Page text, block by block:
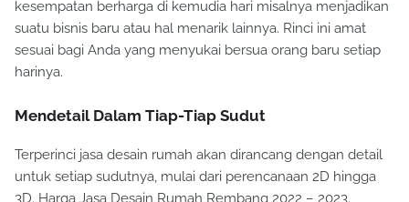
kesempatan berharga di kemudia hari misalnya menjadikan
suatu bisnis baru atau hal menarik lainnya. Rinci ini amat
sesuai bagi Anda yang menyukai bersua orang baru setiap
harinya.
Mendetail Dalam Tiap-Tiap Sudut
Terperinci jasa desain rumah akan dirancang dengan detail
untuk setiap sudutnya, mulai dari perencanaan 2D hingga